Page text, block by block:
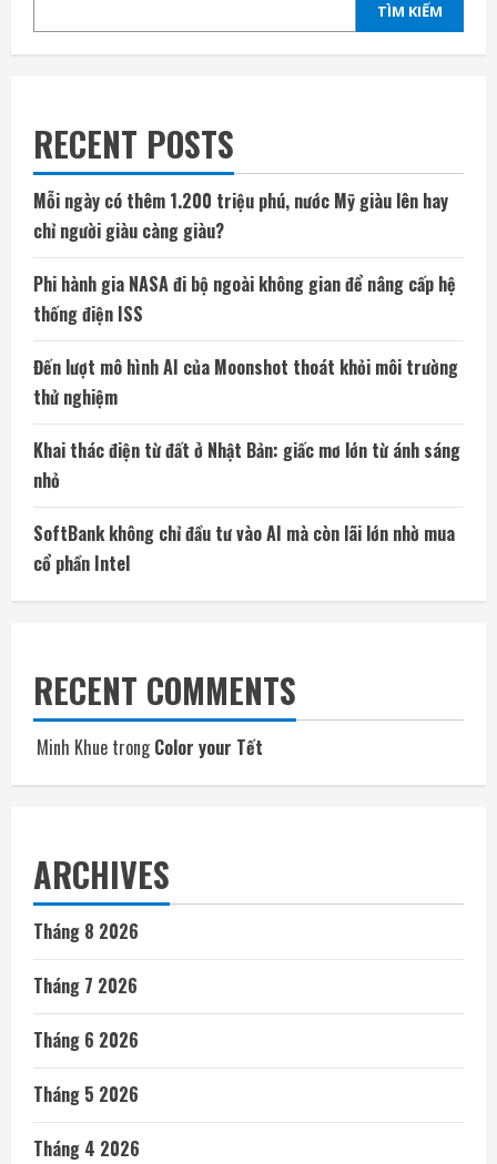
TÌM KIẾM
RECENT POSTS
Mỗi ngày có thêm 1.200 triệu phú, nước Mỹ giàu lên hay
chỉ người giàu càng giàu?
Phi hành gia NASA đi bộ ngoài không gian để nâng cấp hệ
thống điện ISS
Đến lượt mô hình AI của Moonshot thoát khỏi môi trường
thử nghiệm
Khai thác điện từ đất ở Nhật Bản: giấc mơ lớn từ ánh sáng
nhỏ
SoftBank không chỉ đầu tư vào AI mà còn lãi lớn nhờ mua
cổ phần Intel
RECENT COMMENTS
Minh Khue trongColor your Tết
ARCHIVES
Tháng 8 2026
Tháng 7 2026
Tháng 6 2026
Tháng 5 2026
Tháng 4 2026